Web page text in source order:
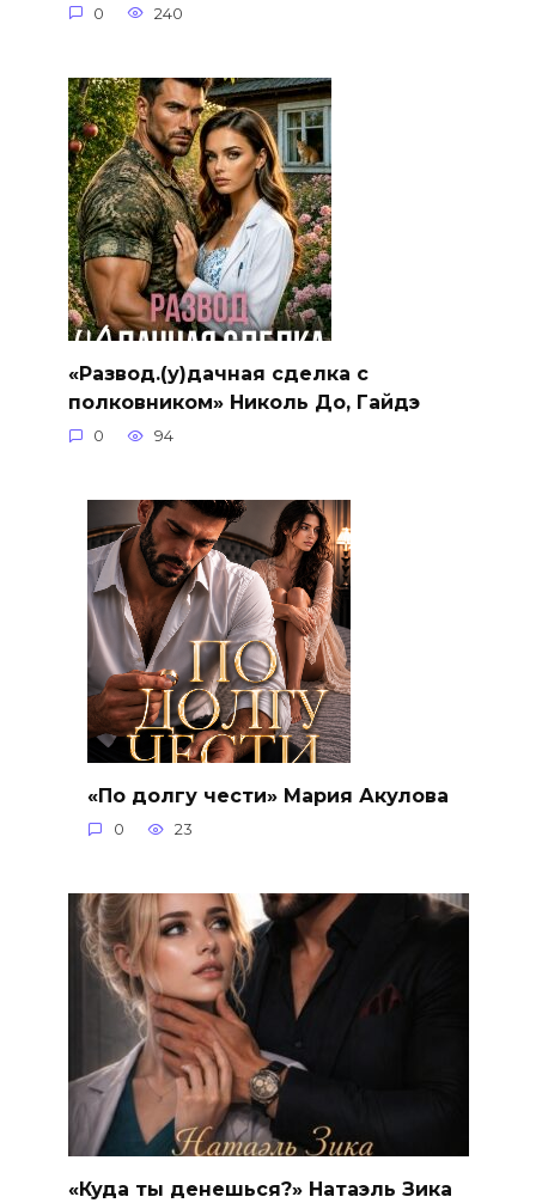
0 240
«Развод.(у)дачная сделка с
полковником» Николь До, Гайдэ
0 94
«По долгу чести» Мария Акулова
0 23
«Куда ты денешься?» Натаэль Зика